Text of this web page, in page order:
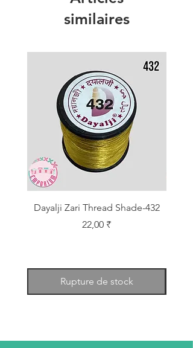
similaires
Dayalji Zari Thread Shade-432
Prix
22,00 ₹
Rupture de stock